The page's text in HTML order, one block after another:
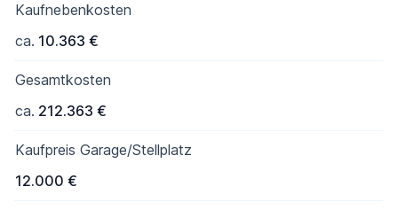
Kaufnebenkosten
ca. 10.363 €
Gesamtkosten
ca. 212.363 €
Kaufpreis Garage/Stellplatz
12.000 €